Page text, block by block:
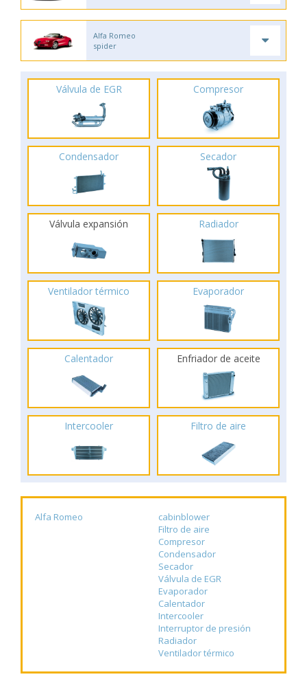
Alfa Romeo
spider
Válvula de EGR Compresor
Condensador Secador
Válvula expansión Radiador
Ventilador térmico Evaporador
Calentador Enfriador de aceite
Intercooler Filtro de aire
Alfa Romeo
cabinblower
Filtro de aire
Compresor
Condensador
Secador
Válvula de EGR
Evaporador
Calentador
Intercooler
Interruptor de presión
Radiador
Ventilador térmico